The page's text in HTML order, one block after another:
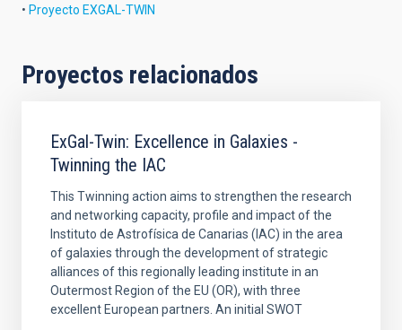
• Proyecto EXGAL-TWIN
Proyectos relacionados
ExGal-Twin: Excellence in Galaxies -
Twinning the IAC
This Twinning action aims to strengthen the research
and networking capacity, profile and impact of the
Instituto de Astrofísica de Canarias (IAC) in the area
of galaxies through the development of strategic
alliances of this regionally leading institute in an
Outermost Region of the EU (OR), with three
excellent European partners. An initial SWOT